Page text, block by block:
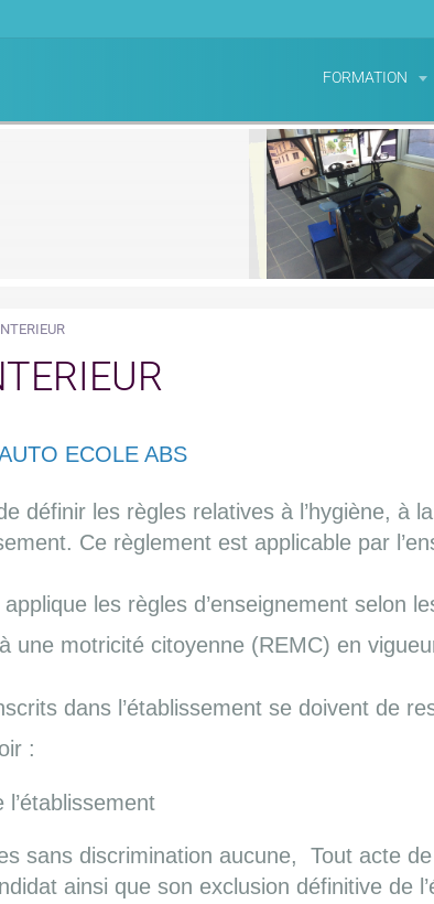
FORMATION
ECOLE ABS
définir les règles relatives à l’hygiène, à
Ce règlement est applicable par
applique les règles d’enseignement selon
une motricité citoyenne (REMC) en
dans l’établissement se doivent de
:
sans discrimination aucune, Tout acte
ainsi que son exclusion définitive de